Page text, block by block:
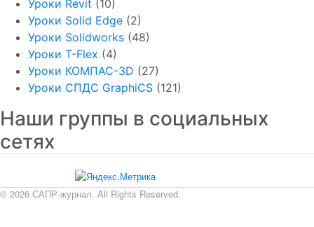
Уроки Revit (10)
Уроки Solid Edge (2)
Уроки Solidworks (48)
Уроки T-Flex (4)
Уроки КОМПАС-3D (27)
Уроки СПДС GraphiCS (121)
Наши группы в социальных
сетях
© 2026 САПР-журнал. All Rights Reserved.